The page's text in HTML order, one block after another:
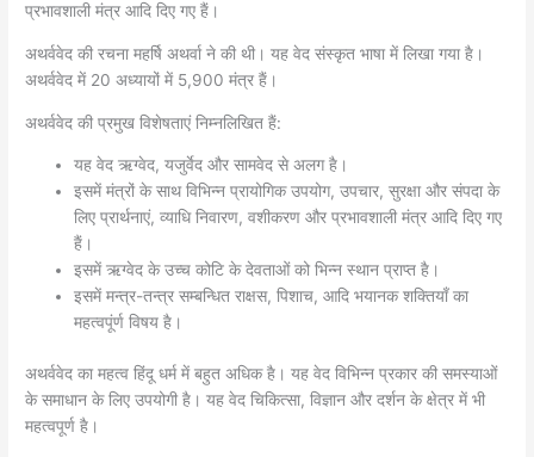
प्रभावशाली मंत्र आदि दिए गए हैं।
अथर्ववेद की रचना महर्षि अथर्वा ने की थी। यह वेद संस्कृत भाषा में लिखा गया है।
अथर्ववेद में 20 अध्यायों में 5,900 मंत्र हैं।
अथर्ववेद की प्रमुख विशेषताएं निम्नलिखित हैं:
यह वेद ऋग्वेद, यजुर्वेद और सामवेद से अलग है।
इसमें मंत्रों के साथ विभिन्न प्रायोगिक उपयोग, उपचार, सुरक्षा और संपदा के
लिए प्रार्थनाएं, व्याधि निवारण, वशीकरण और प्रभावशाली मंत्र आदि दिए गए
हैं।
इसमें ऋग्वेद के उच्च कोटि के देवताओं को भिन्न स्थान प्राप्त है।
इसमें मन्त्र-तन्त्र सम्बन्धित राक्षस, पिशाच, आदि भयानक शक्तियाँ का
महत्वपूंर्ण विषय है।
अथर्ववेद का महत्व हिंदू धर्म में बहुत अधिक है। यह वेद विभिन्न प्रकार की समस्याओं
के समाधान के लिए उपयोगी है। यह वेद चिकित्सा, विज्ञान और दर्शन के क्षेत्र में भी
महत्वपूर्ण है।